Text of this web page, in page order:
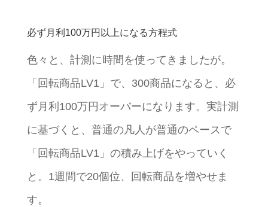
必ず月利100万円以上になる方程式
色々と、計測に時間を使ってきましたが。
「回転商品LV1」で、300商品になると、必
ず月利100万円オーバーになります。実計測
に基づくと、普通の凡人が普通のペースで
「回転商品LV1」の積み上げをやっていく
と。1週間で20個位、回転商品を増やせま
す。